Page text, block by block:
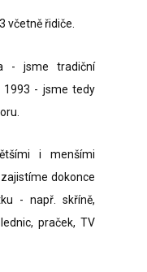
včetně řidiče.
- jsme tradiční
1993 - jsme tedy
i menšími
dokonce
- např. skříně,
praček, TV